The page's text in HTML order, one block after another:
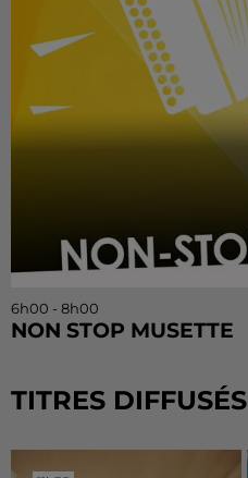
6h00 - 8h00
NON STOP MUSETTE
TITRES DIFFUSÉS